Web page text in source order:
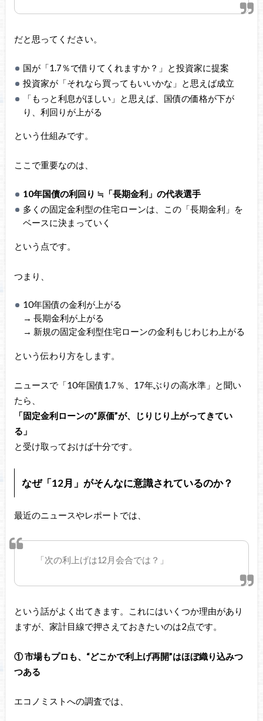
だと思ってください。
国が「1.7％で借りてくれますか？」と投資家に提案
投資家が「それなら買ってもいいかな」と思えば成立
「もっと利息がほしい」と思えば、国債の価格が下が
り、利回りが上がる
という仕組みです。
ここで重要なのは、
10年国債の利回り ≒「長期金利」の代表選手
多くの固定金利型の住宅ローンは、この「長期金利」を
ベースに決まっていく
という点です。
つまり、
10年国債の金利が上がる
→ 長期金利が上がる
→ 新規の固定金利型住宅ローンの金利もじわじわ上がる
という伝わり方をします。
ニュースで「10年国債1.7％、17年ぶりの高水準」と聞い
たら、
「固定金利ローンの“原価”が、じりじり上がってきてい
る」
と受け取っておけば十分です。
なぜ「12月」がそんなに意識されているのか？
最近のニュースやレポートでは、
「次の利上げは12月会合では？」
という話がよく出てきます。これにはいくつか理由があり
ますが、家計目線で押さえておきたいのは2点です。
① 市場もプロも、“どこかで利上げ再開”はほぼ織り込みつ
つある
エコノミストへの調査では、